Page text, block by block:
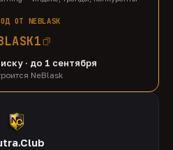
ОТ NEBLASK
· до 1 сентября
NeBlask